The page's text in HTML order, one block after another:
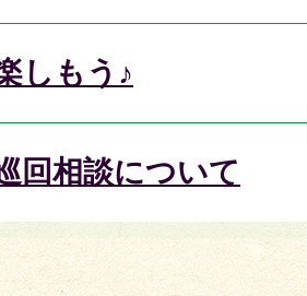
しもう♪
回相談について